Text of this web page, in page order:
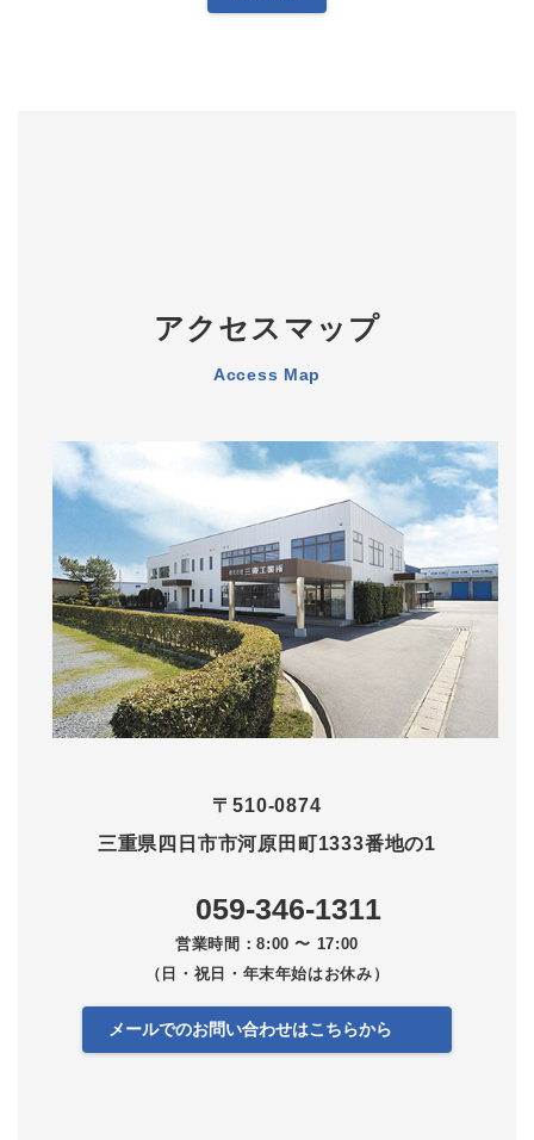
アクセスマップ
Access Map
〒510-0874
三重県四日市市河原田町1333番地の1
059-346-1311
営業時間：8:00 〜 17:00
（日・祝日・年末年始はお休み）
メールでのお問い合わせはこちらから